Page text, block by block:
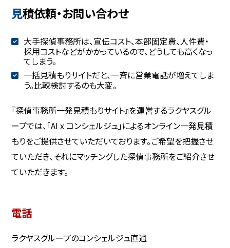
見積依頼・お問い合わせ
大手探偵事務所は、宣伝コスト、本部固定費、人件費・
採用コストなどがかかっているので、どうしても高くなっ
てしまう。
一括見積もりサイトだと、一斉に営業電話が増えてしま
う。比較検討するのも大変。
『探偵事務所一発見積もりサイト』を運営するラクヤスグル
ープでは、「AI x コンシェルジュ」によるオンライン一発見積
もりをご提供させていただいております。ご希望を把握させ
ていただき、それにマッチングした探偵事務所をご紹介させ
ていただきます。
電話
ラクヤスグループのコンシェルジュ直通